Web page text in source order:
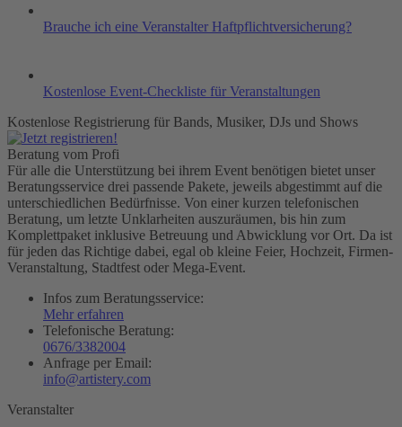
Brauche ich eine Veranstalter Haftpflichtversicherung?
Kostenlose Event-Checkliste für Veranstaltungen
Kostenlose Registrierung für Bands, Musiker, DJs und Shows
Beratung vom Profi
Für alle die Unterstützung bei ihrem Event benötigen bietet unser
Beratungsservice drei passende Pakete, jeweils abgestimmt auf die
unterschiedlichen Bedürfnisse. Von einer kurzen telefonischen
Beratung, um letzte Unklarheiten auszuräumen, bis hin zum
Komplettpaket inklusive Betreuung und Abwicklung vor Ort. Da ist
für jeden das Richtige dabei, egal ob kleine Feier, Hochzeit, Firmen-
Veranstaltung, Stadtfest oder Mega-Event.
Infos zum Beratungsservice:
Mehr erfahren
Telefonische Beratung:
0676/3382004
Anfrage per Email:
info@artistery.com
Veranstalter